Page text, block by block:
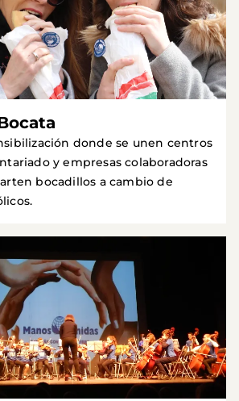
donde se unen centros
y empresas colaboradoras
bocadillos a cambio de